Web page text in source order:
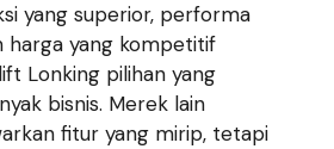
yang superior, performa
harga yang kompetitif
Lonking pilihan yang
bisnis. Merek lain
fitur yang mirip, tetapi